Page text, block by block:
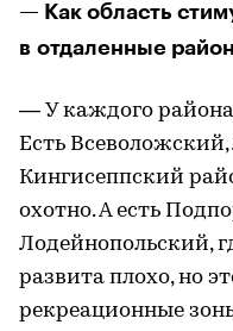
— Как область
в отдаленные
— У каждого
Есть
Кингисеппский
охотно. А есть
Лодейнопольский,
развита плохо, но
рекреационные